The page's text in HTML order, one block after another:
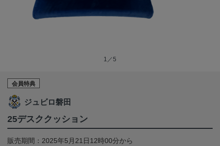
1／5
会員特典
ジュビロ磐田
25デスククッション
販売期間：2025年5月21日12時00分から